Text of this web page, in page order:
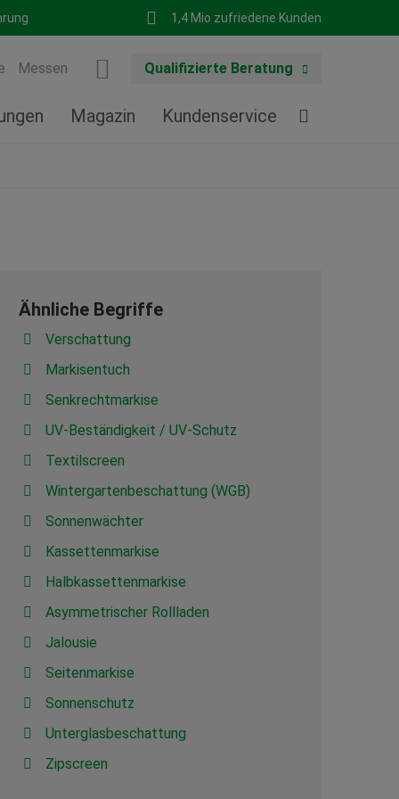
1,4 Mio zufriedene Kunden
Messen Qualifizierte Beratung
Magazin Kundenservice
Ähnliche Begriffe
Verschattung
Markisentuch
Senkrechtmarkise
UV-Beständigkeit / UV-Schutz
Textilscreen
Wintergartenbeschattung (WGB)
Sonnenwächter
Kassettenmarkise
Halbkassettenmarkise
Asymmetrischer Rollladen
Jalousie
Seitenmarkise
Sonnenschutz
Unterglasbeschattung
Zipscreen